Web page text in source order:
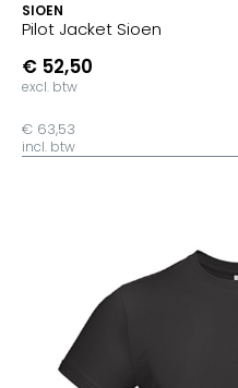
SIOEN
Pilot Jacket Sioen
€ 52,50
excl. btw
€ 63,53
incl. btw